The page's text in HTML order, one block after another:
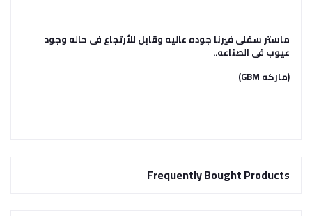
ماستر سفلى فيرنا جوده عاليه وقابل للأرتجاع فى حاله وجود
عيوب فى الصناعه..
(ماركه GBM)
Frequently Bought Products